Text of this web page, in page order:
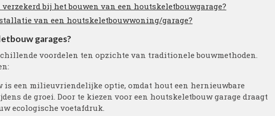
bij het bouwen van een houtskeletbouwgarage?
van een houtskeletbouwwoning/garage?
garages?
voordelen ten opzichte van traditionele bouwmethoden.
is een milieuvriendelijke optie, omdat hout een hernieuwbare
de groei. Door te kiezen voor een houtskeletbouw garage draagt
ecologische voetafdruk.